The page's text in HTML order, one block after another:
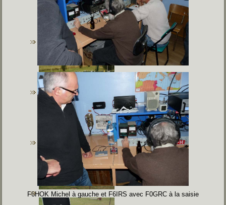
F6HOK Michel à gauche et F6IRS avec F0GRC à la saisie